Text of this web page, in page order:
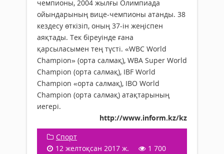
чемпионы, 2004 жылғы Олимпиада
ойындарының вице-чемпионы атанды. 38
кездесу өткізіп, оның 37-ін жеңіспен
аяқтады. Тек біреуінде ғана
қарсыласымен тең түсті. «WBC World
Champion» (орта салмақ), WBA Super World
Champion (орта салмақ), IBF World
Champion «орта салмақ), IBO World
Champion (орта салмақ) атақтарының
иегері.
http://www.inform.kz/kz
Спорт
12 желтоқсан 2017 ж.
1 700